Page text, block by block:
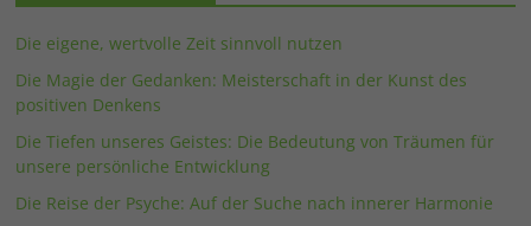
Die eigene, wertvolle Zeit sinnvoll nutzen
Die Magie der Gedanken: Meisterschaft in der Kunst des
positiven Denkens
Die Tiefen unseres Geistes: Die Bedeutung von Träumen für
unsere persönliche Entwicklung
Die Reise der Psyche: Auf der Suche nach innerer Harmonie